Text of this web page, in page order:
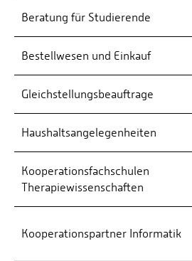
Beratung für Studierende
Bestellwesen und Einkauf
Gleichstellungsbeauftrage
Haushaltsangelegenheiten
Kooperationsfachschulen
Therapiewissenschaften
Kooperationspartner Informatik